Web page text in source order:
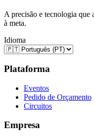
A precisão e tecnologia que
à meta.
Idioma
Plataforma
Eventos
Pedido de Orçamento
Circuitos
Empresa